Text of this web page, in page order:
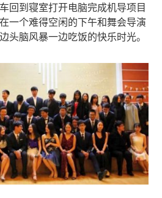
回到寝室打开电脑完成机导项目
一个难得空闲的下午和舞会导演
头脑风暴一边吃饭的快乐时光。